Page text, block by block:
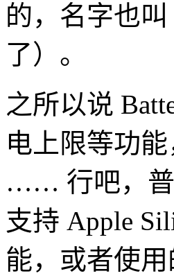
的，名字也
了）。
之所以说
电上限等功
…… 行吧，普
支持 Apple
能，或者使